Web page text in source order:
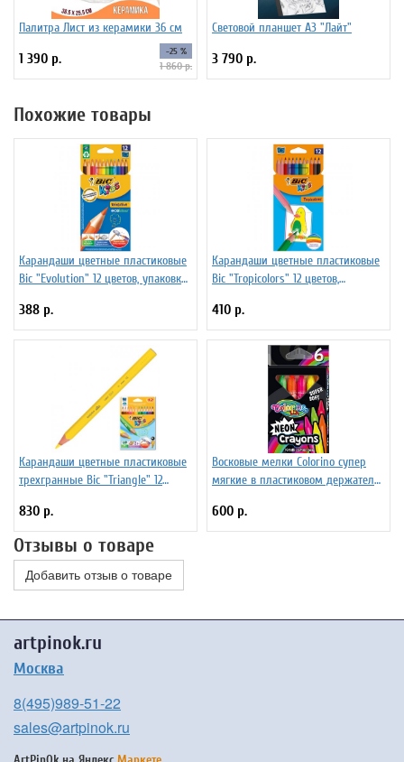
Палитра Лист из керамики 36 см
1 390 р. -25 %
1 860 р.
Световой планшет А3 "Лайт"
3 790 р.
Похожие товары
Карандаши цветные пластиковые
Bic "Evolution" 12 цветов, упаковка
388 р.
Карандаши цветные пластиковые
Bic "Tropicolors" 12 цветов,
410 р.
Карандаши цветные пластиковые
трехгранные Bic "Triangle" 12
830 р.
Восковые мелки Colorino супер
мягкие в пластиковом держателе
600 р.
Отзывы о товаре
Добавить отзыв о товаре
artpinok.ru
Москва
8(495)989-51-22
sales@artpinok.ru